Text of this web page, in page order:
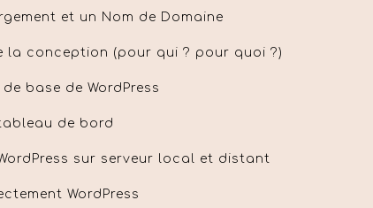
et un Nom de Domaine
la conception (pour qui ? pour quoi ?)
base de WordPress
de bord
sur serveur local et distant
WordPress